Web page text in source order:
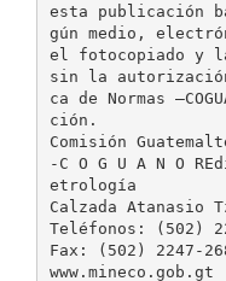
esta publicación
gún medio,
el fotocopiado y
sin la
ca de Normas
ción.
Comisión
-C O G U A N O
etrología
Calzada Atanasio
Teléfonos: (502)
Fax: (502) 2247-